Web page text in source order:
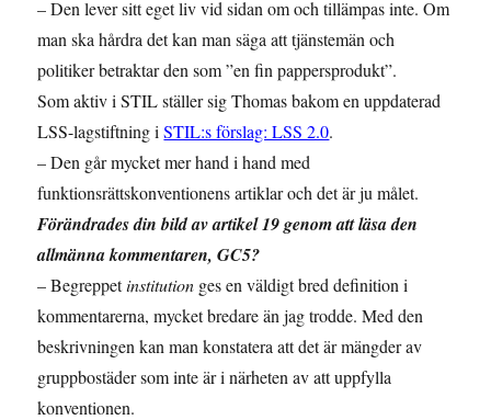
– Den lever sitt eget liv vid sidan om och tillämpas inte. Om
man ska hårdra det kan man säga att tjänstemän och
politiker betraktar den som ”en fin pappersprodukt”.
Som aktiv i STIL ställer sig Thomas bakom en uppdaterad
LSS-lagstiftning iSTIL:s förslag: LSS 2.0.
– Den går mycket mer hand i hand med
funktionsrättskonventionens artiklar och det är ju målet.
Förändrades din bild av artikel 19 genom att läsa den
allmänna kommentaren, GC5?
– Begreppetinstitution ges en väldigt bred definition i
kommentarerna, mycket bredare än jag trodde. Med den
beskrivningen kan man konstatera att det är mängder av
gruppbostäder som inte är i närheten av att uppfylla
konventionen.